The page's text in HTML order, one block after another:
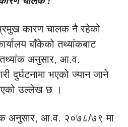
प्रमुख कारण चालक नै रहेको
बाँकेको तथ्यांकबाट
अनुसार, आ.व.
दुर्घटनामा भएको ज्यान जाने
उल्लेख छ ।
अनुसार, आ.व. २०७८/७९ मा